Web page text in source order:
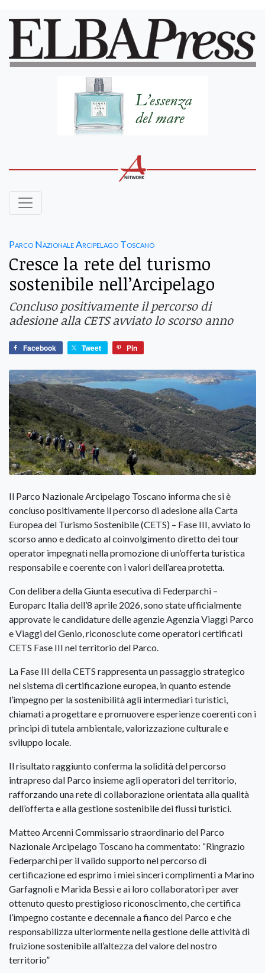
Parco Nazionale Arcipelago Toscano
Cresce la rete del turismo
sostenibile nell’Arcipelago
Concluso positivamente il percorso di
adesione alla CETS avviato lo scorso anno
Facebook Tweet Pin
Il Parco Nazionale Arcipelago Toscano informa che si è
concluso positivamente il percorso di adesione alla Carta
Europea del Turismo Sostenibile (CETS) – Fase III, avviato lo
scorso anno e dedicato al coinvolgimento diretto dei tour
operator impegnati nella promozione di un’offerta turistica
responsabile e coerente con i valori dell’area protetta.
Con delibera della Giunta esecutiva di Federparchi –
Europarc Italia dell’8 aprile 2026, sono state ufficialmente
approvate le candidature delle agenzie Agenzia Viaggi Parco
e Viaggi del Genio, riconosciute come operatori certificati
CETS Fase III nel territorio del Parco.
La Fase III della CETS rappresenta un passaggio strategico
nel sistema di certificazione europea, in quanto estende
l’impegno per la sostenibilità agli intermediari turistici,
chiamati a progettare e promuovere esperienze coerenti con i
principi di tutela ambientale, valorizzazione culturale e
sviluppo locale.
Il risultato raggiunto conferma la solidità del percorso
intrapreso dal Parco insieme agli operatori del territorio,
rafforzando una rete di collaborazione orientata alla qualità
dell’offerta e alla gestione sostenibile dei flussi turistici.
Matteo Arcenni Commissario straordinario del Parco
Nazionale Arcipelago Toscano ha commentato: “Ringrazio
Federparchi per il valido supporto nel percorso di
certificazione ed esprimo i miei sinceri complimenti a Marino
Garfagnoli e Marida Bessi e ai loro collaboratori per aver
ottenuto questo prestigioso riconoscimento, che certifica
l’impegno costante e decennale a fianco del Parco e che
responsabilizza ulteriormente nella gestione delle attività di
fruizione sostenibile all’altezza del valore del nostro
territorio”